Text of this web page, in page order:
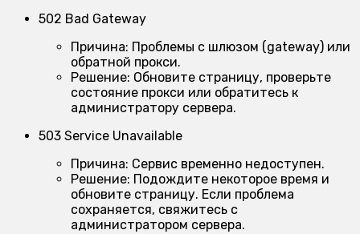
502 Bad Gateway
Причина: Проблемы с шлюзом (gateway) или
обратной прокси.
Решение: Обновите страницу, проверьте
состояние прокси или обратитесь к
администратору сервера.
503 Service Unavailable
Причина: Сервис временно недоступен.
Решение: Подождите некоторое время и
обновите страницу. Если проблема
сохраняется, свяжитесь с
администратором сервера.